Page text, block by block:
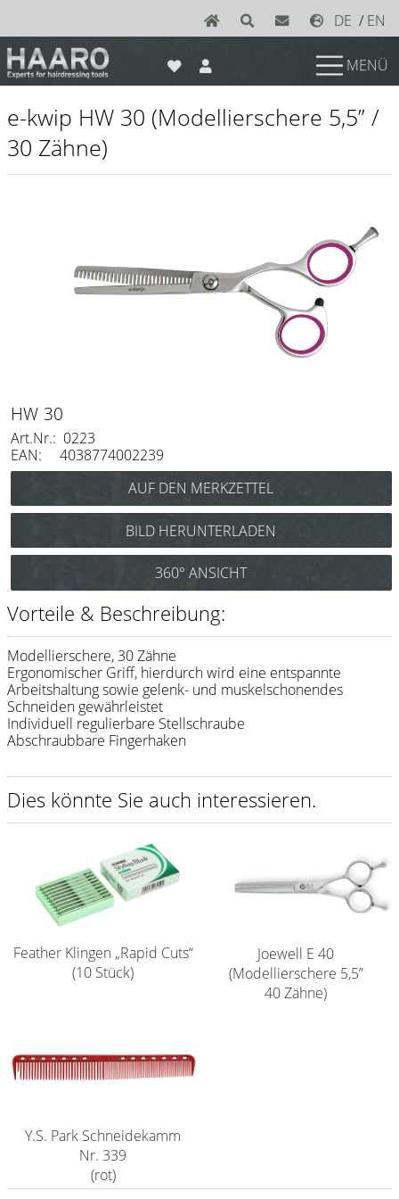
DE / EN
MENÜ
News
Scheren
Joewell
Messer / Klingen
Feather
e-kwip
Kämme
Y.S. Park
e-kwip
Bürsten
Y.S. Park
Werkzeugtaschen
Joewell
Shampoo
Aromase Salon-Pro
Equipment
Produktwissen Scheren
Kataloge
Kontakt
e-kwip HW 30 (Modellierschere 5,5” /
30 Zähne)
HW 30
Art.Nr.: 0223
EAN: 4038774002239
BILD HERUNTERLADEN
360° ANSICHT
Vorteile & Beschreibung:
Modellierschere, 30 Zähne
Ergonomischer Griff, hierdurch wird eine entspannte
Arbeitshaltung sowie gelenk- und muskelschonendes
Schneiden gewährleistet
Individuell regulierbare Stellschraube
Abschraubbare Fingerhaken
Dies könnte Sie auch interessieren.
Feather Klingen „Rapid Cuts“
(10 Stück)
Joewell E 40
(Modellierschere 5,5”
40 Zähne)
Y.S. Park Schneidekamm
Nr. 339
(rot)